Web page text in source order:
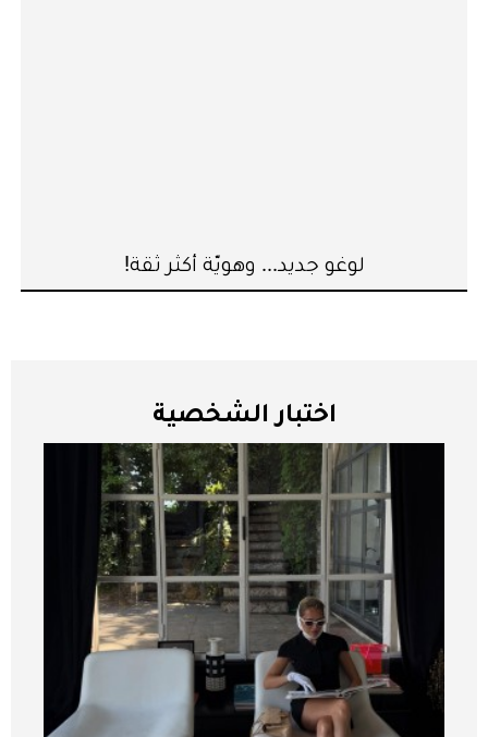
لوغو جديد... وهويّة أكثر ثقة!
اختبار الشخصية